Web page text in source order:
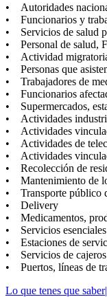
• Autoridades
• Funcionarios y
• Servicios de salud
• Personal de salud,
• Actividad
• Personas que
• Trabajadores de
• Funcionarios
• Supermercados,
• Actividades
• Actividades
• Actividades de
• Actividades
• Recolección de
• Mantenimiento de
• Transporte público
• Delivery
• Medicamentos,
• Servicios
• Estaciones de
• Servicios de cajeros
• Puertos, líneas de
Lo que tenes que